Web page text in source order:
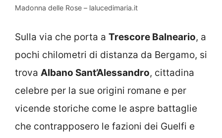
Madonna delle Rose – lalucedimaria.it
Sulla via che porta a Trescore Balneario, a
pochi chilometri di distanza da Bergamo, si
trova Albano Sant’Alessandro, cittadina
celebre per la sue origini romane e per
vicende storiche come le aspre battaglie
che contrapposero le fazioni dei Guelfi e